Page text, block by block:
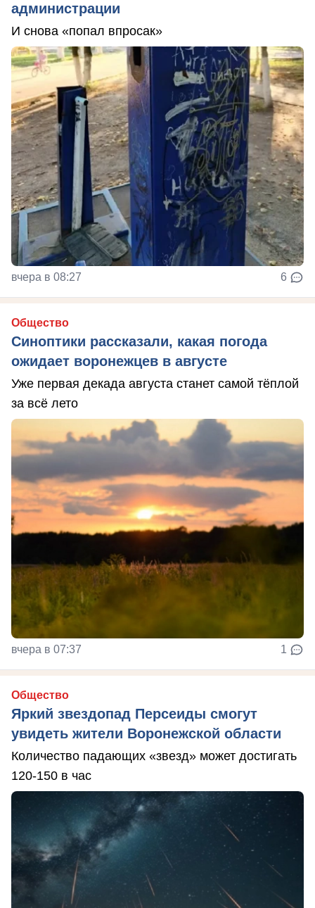
администрации
И снова «попал впросак»
вчера в 08:27 6
Общество
Синоптики рассказали, какая погода
ожидает воронежцев в августе
Уже первая декада августа станет самой тёплой
за всё лето
вчера в 07:37 1
Общество
Яркий звездопад Персеиды смогут
увидеть жители Воронежской области
Количество падающих «звезд» может достигать
120-150 в час